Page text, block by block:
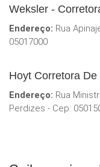
Weksler -
Endereço: Rua
05017000
Hoyt Corretora
Endereço: Rua
Perdizes - Cep: